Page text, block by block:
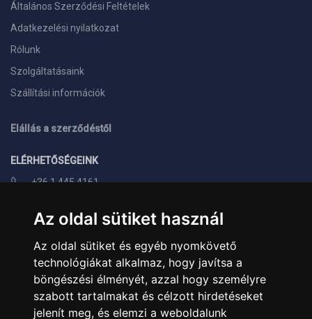
Az oldal sütiket használ
Az oldal sütiket és egyéb nyomkövető
technológiákat alkalmaz, hogy javítsa a
böngészési élményét, azzal hogy személyre
szabott tartalmakat és célzott hirdetéseket
jelenít meg, és elemzi a weboldalunk
Általános Szerződési Feltételek
Adatkezelési nyilatkozat
Rólunk
Szolgáltatásaink
Szállítási információk
Elállás a szerződéstől
ELÉRHETŐSÉGEINK
+36 1 445 4161
info@landcomputer.hu
1148 Budapest, Nagy Lajos király útja 24.
Nyitvatartás és kapcsolat
PARTNEREINK